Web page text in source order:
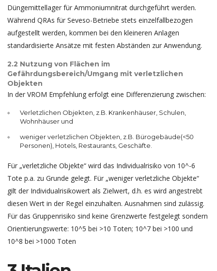
Düngemittellager für Ammoniumnitrat durchgeführt werden.
Während QRAs für Seveso-Betriebe stets einzelfallbezogen
aufgestellt werden, kommen bei den kleineren Anlagen
standardisierte Ansätze mit festen Abständen zur Anwendung.
2.2 Nutzung von Flächen im
Gefährdungsbereich/Umgang mit verletzlichen
Objekten
In der VROM Empfehlung erfolgt eine Differenzierung zwischen:
Verletzlichen Objekten, z.B. Krankenhäuser, Schulen,
Wohnhäuser und
weniger verletzlichen Objekten, z.B. Bürogebäude(<50
Personen), Hotels, Restaurants, Geschäfte.
Für „verletzliche Objekte“ wird das Individualrisiko von 10^-6
Tote p.a. zu Grunde gelegt. Für „weniger verletzliche Objekte“
gilt der Individualrisikowert als Zielwert, d.h. es wird angestrebt
diesen Wert in der Regel einzuhalten. Ausnahmen sind zulässig.
Für das Gruppenrisiko sind keine Grenzwerte festgelegt sondern
Orientierungswerte: 10^5 bei >10 Toten; 10^7 bei >100 und
10^8 bei >1000 Toten